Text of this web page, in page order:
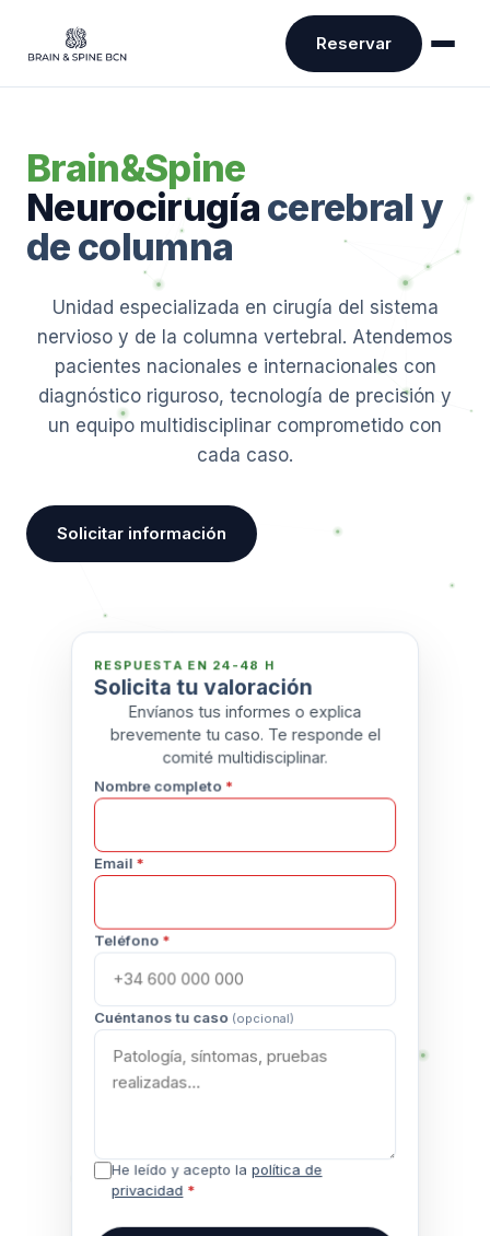
Reservar
Brain&Spine
Neurocirugíacerebral y
de columna
Unidad especializada en cirugía del sistema
nervioso y de la columna vertebral. Atendemos
pacientes nacionales e internacionales con
diagnóstico riguroso, tecnología de precisión y
un equipo multidisciplinar comprometido con
cada caso.
Solicitar información
RESPUESTA EN 24-48 H
Solicita tu valoración
Envíanos tus informes o explica
brevemente tu caso. Te responde el
comité multidisciplinar.
Nombre completo *
Email *
Teléfono *
Cuéntanos tu caso (opcional)
He leído y acepto la política de
privacidad *